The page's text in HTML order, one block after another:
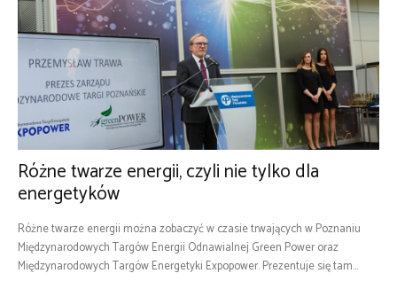
Różne twarze energii, czyli nie tylko dla
energetyków
Różne twarze energii można zobaczyć w czasie trwających w Poznaniu
Międzynarodowych Targów Energii Odnawialnej Green Power oraz
Międzynarodowych Targów Energetyki Expopower. Prezentuje się tam...